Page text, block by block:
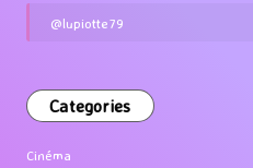
@lupiotte79
Categories
Cinéma